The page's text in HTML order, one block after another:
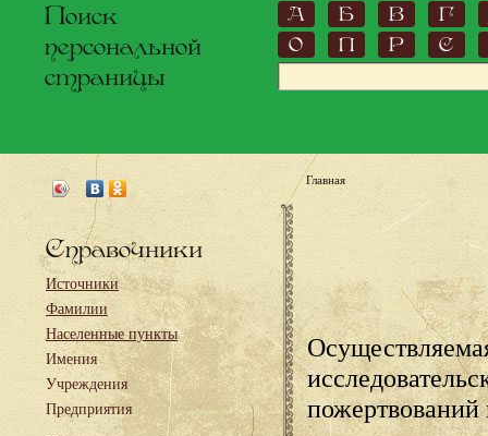
Поиск
персональной
страницы
А Б В
Г
О
П Р С
Справочники
Источники
Фамилии
Населенные пункты
Имения
Учреждения
Предприятия
Главная
пожертвований